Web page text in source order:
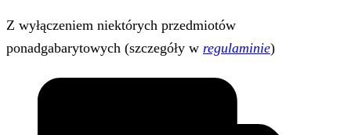
Z wyłączeniem niektórych przedmiotów
ponadgabarytowych (szczegóły w regulaminie)